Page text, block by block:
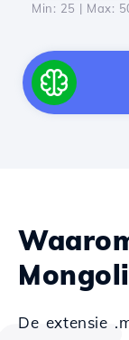
Min: 25 | Max:
De extensie